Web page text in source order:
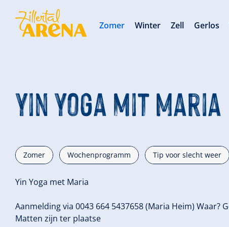
Yin Yoga mit Maria
Zomer Wochenprogramm Tip voor slecht weer
Yin Yoga met Maria
Aanmelding via 0043 664 5437658 (Maria Heim) Waar?
Matten zijn ter plaatse
Zomer Winter Zell Gerlos